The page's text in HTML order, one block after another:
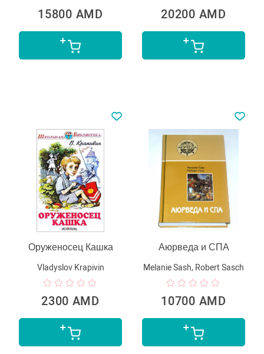
15800 AMD 20200 AMD
Оруженосец Кашка
Vladyslov Krapivin
2300 AMD
Аюрведа и СПА
Melanie Sash, Robert Sasch
10700 AMD